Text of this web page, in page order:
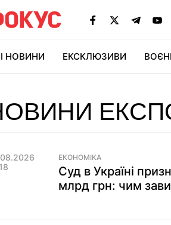
НОВИНИ ЕКСКЛЮЗИВИ
ЕКОНОМІКА
Суд в Україні
млрд грн: чим